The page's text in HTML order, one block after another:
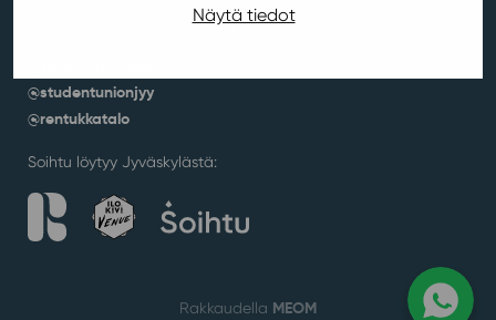
Näytä tiedot
Löydät meidät Instagramista
@studentunionjyy
@rentukkatalo
Soihtu löytyy Jyväskylästä:
Rakkaudella MEOM